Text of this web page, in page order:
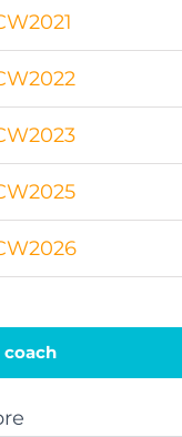
coach